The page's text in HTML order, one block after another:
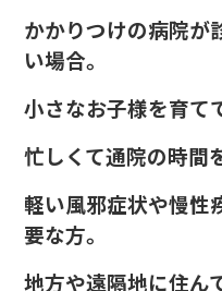
かかりつけの病院が
い場合。
小さなお子様を育て
忙しくて通院の時間
軽い風邪症状や慢性
要な方。
地方や遠隔地に住ん